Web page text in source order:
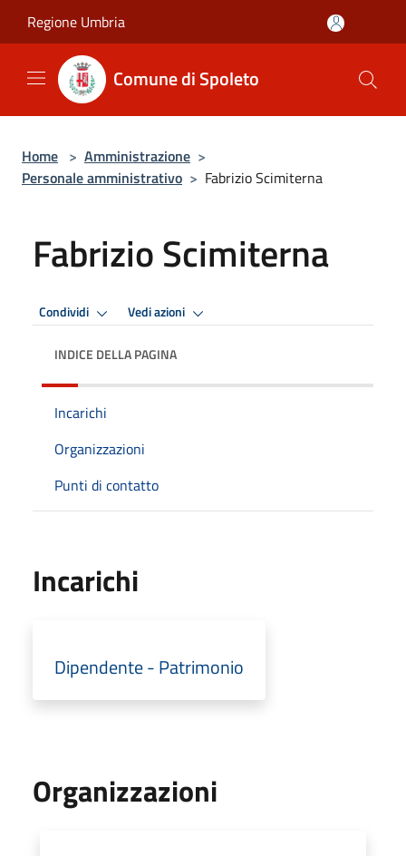
Regione Umbria
Comune di Spoleto
Home > Amministrazione >
Personale amministrativo > Fabrizio Scimiterna
Fabrizio Scimiterna
Condividi Vedi azioni
INDICE DELLA PAGINA
Incarichi
Organizzazioni
Punti di contatto
Incarichi
Dipendente - Patrimonio
Organizzazioni